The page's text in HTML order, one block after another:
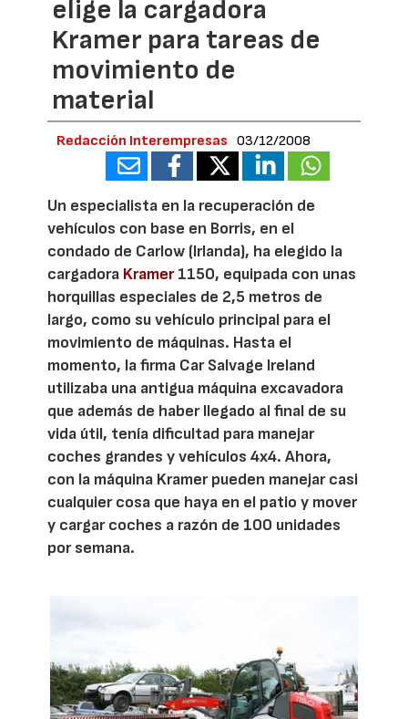
elige la cargadora
Kramer para tareas de
movimiento de
material
Redacción Interempresas 03/12/2008
Un especialista en la recuperación de
vehículos con base en Borris, en el
condado de Carlow (Irlanda), ha elegido la
cargadora Kramer1150, equipada con unas
horquillas especiales de 2,5 metros de
largo, como su vehículo principal para el
movimiento de máquinas. Hasta el
momento, la firma Car Salvage Ireland
utilizaba una antigua máquina excavadora
que además de haber llegado al final de su
vida útil, tenía dificultad para manejar
coches grandes y vehículos 4x4. Ahora,
con la máquina Kramer pueden manejar casi
cualquier cosa que haya en el patio y mover
y cargar coches a razón de 100 unidades
por semana.